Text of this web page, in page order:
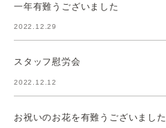
一年有難うございました
2022.12.29
スタッフ慰労会
2022.12.12
お祝いのお花を有難うございました